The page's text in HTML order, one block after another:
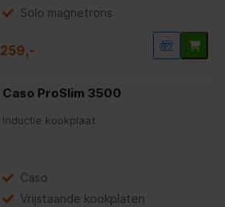
Solo magnetrons
259,-
Caso ProSlim 3500
Inductie kookplaat
Caso
Vrijstaande kookplaten